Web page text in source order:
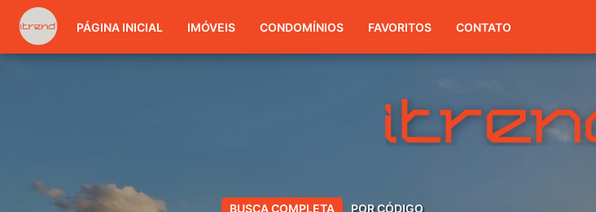
(51) 3416-7300
PÁGINA INICIAL IMÓVEIS CONDOMÍNIOS FAVORITOS CONTATO
BUSCA COMPLETA POR CÓDIGO